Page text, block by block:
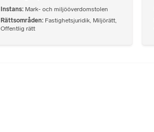
Instans Mark- och miljööverdomstolen
Rättsområden Fastighetsjuridik, Miljörätt,
Offentlig rätt